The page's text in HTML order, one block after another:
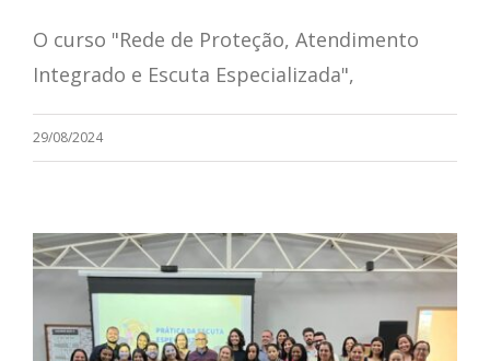
O curso "Rede de Proteção, Atendimento
Integrado e Escuta Especializada",
29/08/2024